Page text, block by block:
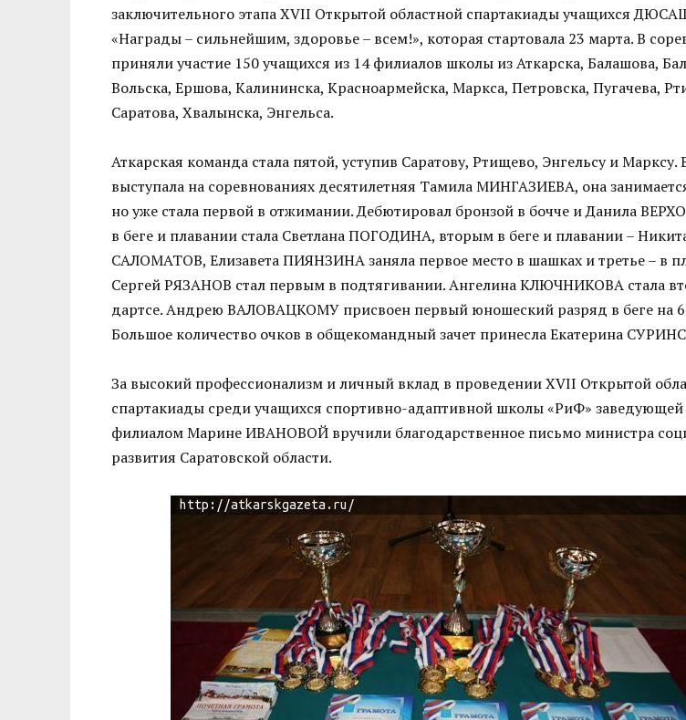
заключительного этапа ХVII Открытой областной спартакиады учащихся
«Награды – сильнейшим, здоровье – всем!», которая стартовала 23 марта. В
приняли участие 150 учащихся из 14 филиалов школы из Аткарска, Балашова,
Вольска, Ершова, Калининска, Красноармейска, Маркса, Петровска, Пугачева,
Саратова, Хвалынска, Энгельса.
Аткарская команда стала пятой, уступив Саратову, Ртищево, Энгельсу и Марксу.
выступала на соревнованиях десятилетняя Тамила МИНГАЗИЕВА, она
но уже стала первой в отжимании. Дебютировал бронзой в бочче и Данила
в беге и плавании стала Светлана ПОГОДИНА, вторым в беге и плавании –
САЛОМАТОВ, Елизавета ПИЯНЗИНА заняла первое место в шашках и третье – в
Сергей РЯЗАНОВ стал первым в подтягивании. Ангелина КЛЮЧНИКОВА стала
дартсе. Андрею ВАЛОВАЦКОМУ присвоен первый юношеский разряд в беге на
Большое количество очков в общекомандный зачет принесла Екатерина
За высокий профессионализм и личный вклад в проведении XVII Открытой
спартакиады среди учащихся спортивно-адаптивной школы «РиФ»
филиалом Марине ИВАНОВОЙ вручили благодарственное письмо министра
развития Саратовской области.